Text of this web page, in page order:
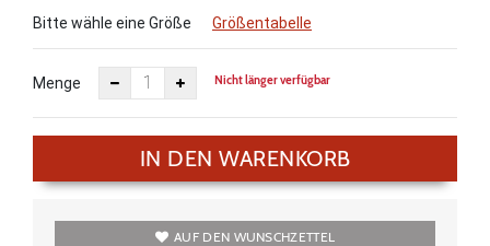
Bitte wähle eine Größe
Größentabelle
Menge Nicht länger verfügbar
IN DEN WARENKORB
AUF DEN WUNSCHZETTEL